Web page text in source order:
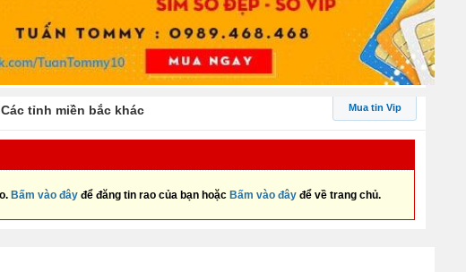
Các tỉnh miền bắc khác Mua tin Vip
Bấm vào đây để đăng tin rao của bạn hoặc Bấm vào đây để về trang chủ.